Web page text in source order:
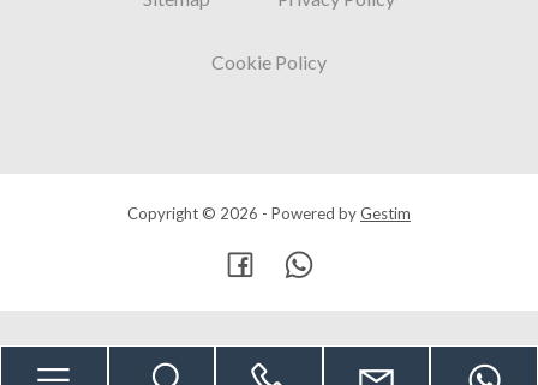
Cookie Policy
Copyright © 2026 - Powered byGestim